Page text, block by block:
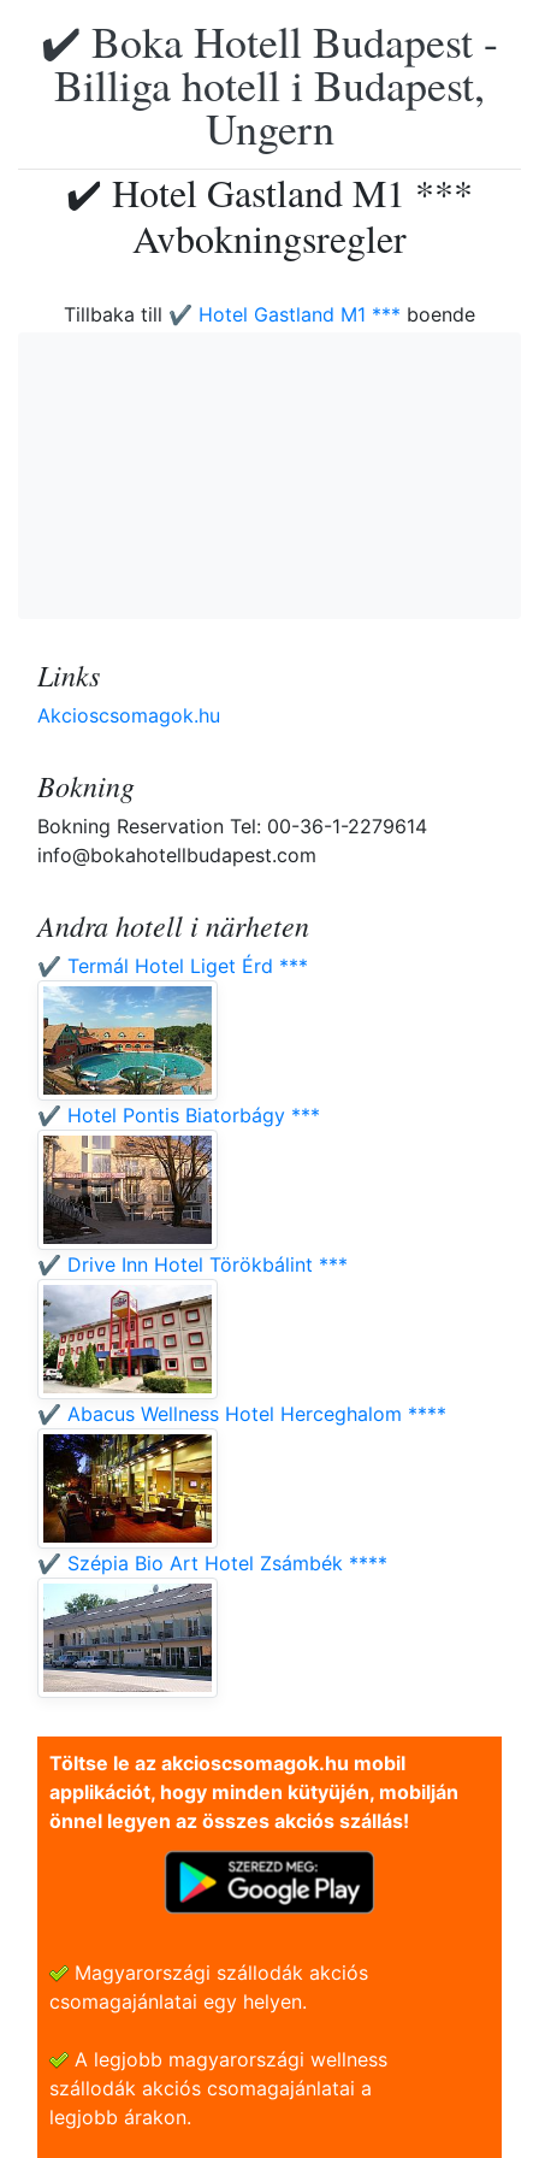
✔️ Boka Hotell Budapest -
Billiga hotell i Budapest,
Ungern
✔️ Hotel Gastland M1 ***
Avbokningsregler
Tillbaka till ✔️ Hotel Gastland M1 *** boende
Links
Akcioscsomagok.hu
Bokning
Bokning Reservation Tel: 00-36-1-2279614
info@bokahotellbudapest.com
Andra hotell i närheten
✔️ Termál Hotel Liget Érd ***
✔️ Hotel Pontis Biatorbágy ***
✔️ Drive Inn Hotel Törökbálint ***
✔️ Abacus Wellness Hotel Herceghalom ****
✔️ Szépia Bio Art Hotel Zsámbék ****
Töltse le az akcioscsomagok.hu mobil
applikációt, hogy minden kütyüjén, mobilján
önnel legyen az összes akciós szállás!
Magyarországi szállodák akciós
csomagajánlatai egy helyen.
A legjobb magyarországi wellness
szállodák akciós csomagajánlatai a
legjobb árakon.